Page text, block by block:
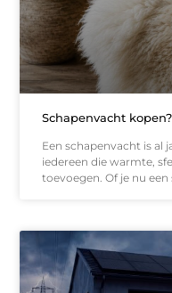
Schapenvacht
Een schapenvacht is al
iedereen die warmte,
toevoegen. Of je nu